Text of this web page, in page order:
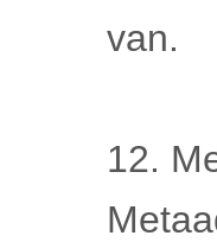
van.
12.